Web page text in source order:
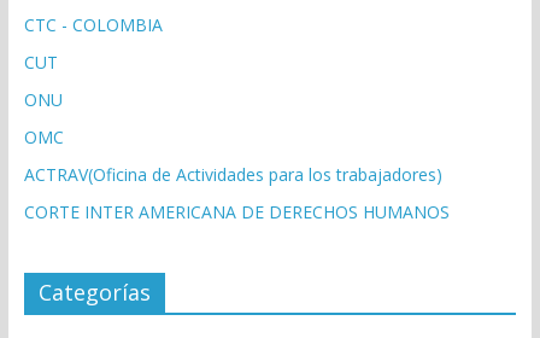
CTC - COLOMBIA
CUT
ONU
OMC
ACTRAV(Oficina de Actividades para los trabajadores)
CORTE INTER AMERICANA DE DERECHOS HUMANOS
Categorías